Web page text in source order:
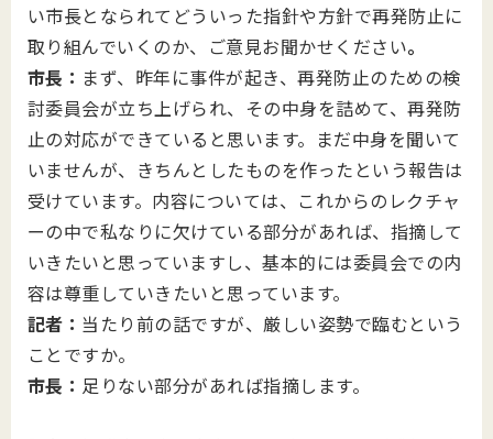
い市長となられてどういった指針や方針で再発防止に
取り組んでいくのか、ご意見お聞かせください。
市長： まず、昨年に事件が起き、再発防止のための検
討委員会が立ち上げられ、その中身を詰めて、再発防
止の対応ができていると思います。まだ中身を聞いて
いませんが、きちんとしたものを作ったという報告は
受けています。内容については、これからのレクチャ
ーの中で私なりに欠けている部分があれば、指摘して
いきたいと思っていますし、基本的には委員会での内
容は尊重していきたいと思っています。
記者： 当たり前の話ですが、厳しい姿勢で臨むという
ことですか。
市長： 足りない部分があれば指摘します。